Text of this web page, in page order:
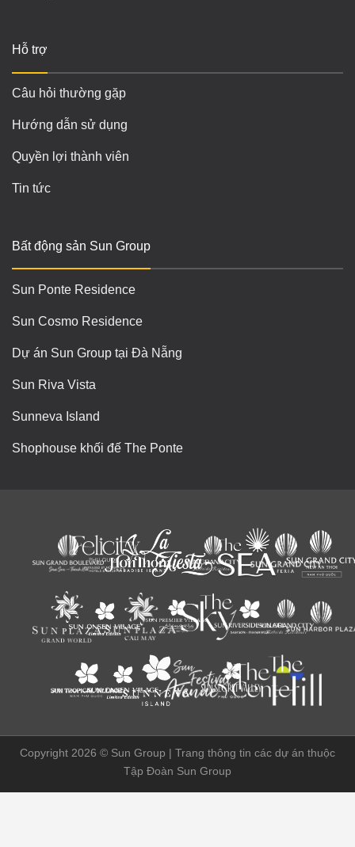
Hỗ trợ
Câu hỏi thường gặp
Hướng dẫn sử dụng
Quyền lợi thành viên
Tin tức
Bất động sản Sun Group
Sun Ponte Residence
Sun Cosmo Residence
Dự án Sun Group tại Đà Nẵng
Sun Riva Vista
Sunneva Island
Shophouse khối đế The Ponte
Copyright 2026 © Sun Group | Trang thông tin các dự án thuộc
Tập Đoàn Sun Group